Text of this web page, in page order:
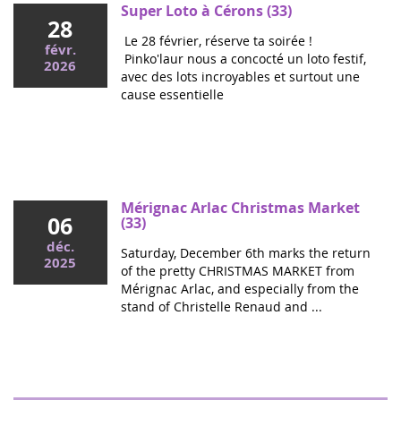
Ce mercredi, le député Vincent Thiébaut organisait avec
Grandir Sans Cancer et Eva pour la vie le colloque "Dons
de vie et lutte contre les cancers, maladies graves et
handicaps de l'enfant" à l'...
28
févr.
2026
Super Loto à Cérons (33)
Le 28 février, réserve ta soirée !
Pinko'laur nous a concocté un loto festif,
avec des lots incroyables et surtout une
cause essentielle
06
déc.
2025
Mérignac Arlac Christmas Market
(33)
Saturday, December 6th marks the return
of the pretty CHRISTMAS MARKET from
Mérignac Arlac, and especially from the
stand of Christelle Renaud and ...
"Boulgui" show in Lhuis (Ain)